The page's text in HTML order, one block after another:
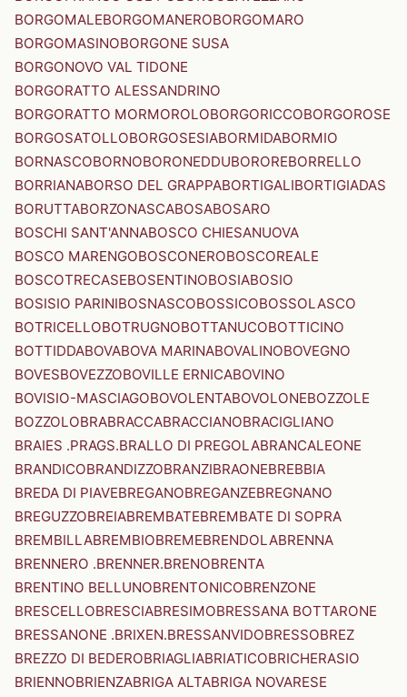
BORGOMALEBORGOMANEROBORGOMARO
BORGOMASINOBORGONE SUSA
BORGONOVO VAL TIDONE
BORGORATTO ALESSANDRINO
BORGORATTO MORMOROLOBORGORICCOBORGOROSE
BORGOSATOLLOBORGOSESIABORMIDABORMIO
BORNASCOBORNOBORONEDDUBOROREBORRELLO
BORRIANABORSO DEL GRAPPABORTIGALIBORTIGIADAS
BORUTTABORZONASCABOSABOSARO
BOSCHI SANT'ANNABOSCO CHIESANUOVA
BOSCO MARENGOBOSCONEROBOSCOREALE
BOSCOTRECASEBOSENTINOBOSIABOSIO
BOSISIO PARINIBOSNASCOBOSSICOBOSSOLASCO
BOTRICELLOBOTRUGNOBOTTANUCOBOTTICINO
BOTTIDDABOVABOVA MARINABOVALINOBOVEGNO
BOVESBOVEZZOBOVILLE ERNICABOVINO
BOVISIO-MASCIAGOBOVOLENTABOVOLONEBOZZOLE
BOZZOLOBRABRACCABRACCIANOBRACIGLIANO
BRAIES .PRAGS.BRALLO DI PREGOLABRANCALEONE
BRANDICOBRANDIZZOBRANZIBRAONEBREBBIA
BREDA DI PIAVEBREGANOBREGANZEBREGNANO
BREGUZZOBREIABREMBATEBREMBATE DI SOPRA
BREMBILLABREMBIOBREMEBRENDOLABRENNA
BRENNERO .BRENNER.BRENOBRENTA
BRENTINO BELLUNOBRENTONICOBRENZONE
BRESCELLOBRESCIABRESIMOBRESSANA BOTTARONE
BRESSANONE .BRIXEN.BRESSANVIDOBRESSOBREZ
BREZZO DI BEDEROBRIAGLIABRIATICOBRICHERASIO
BRIENNOBRIENZABRIGA ALTABRIGA NOVARESE